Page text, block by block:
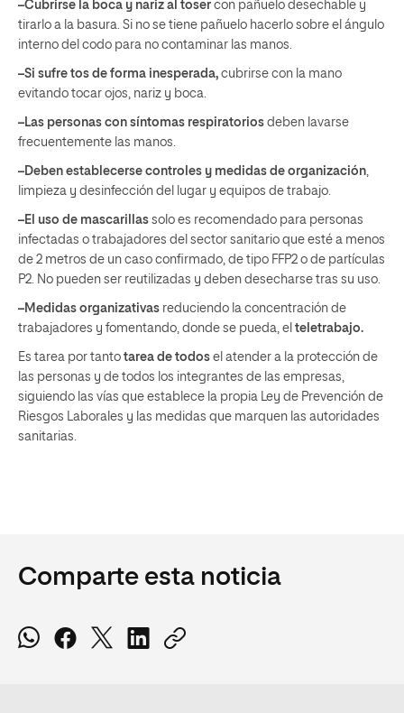
–Cubrirse la boca y nariz al toser con pañuelo desechable y
tirarlo a la basura. Si no se tiene pañuelo hacerlo sobre el ángulo
interno del codo para no contaminar las manos.
–Si sufre tos de forma inesperada, cubrirse con la mano
evitando tocar ojos, nariz y boca.
–Las personas con síntomas respiratorios deben lavarse
frecuentemente las manos.
–Deben establecerse controles y medidas de organización
limpieza y desinfección del lugar y equipos de trabajo.
–El uso de mascarillas solo es recomendado para personas
infectadas o trabajadores del sector sanitario que esté a menos
de 2 metros de un caso confirmado, de tipo FFP2 o de partículas
P2. No pueden ser reutilizadas y deben desecharse tras su uso.
–Medidas organizativas reduciendo la concentración de
trabajadores y fomentando, donde se pueda, el teletrabajo.
Es tarea por tanto tarea de todos el atender a la protección de
las personas y de todos los integrantes de las empresas,
siguiendo las vías que establece la propia Ley de Prevención de
Riesgos Laborales y las medidas que marquen las autoridades
sanitarias.
Comparte esta noticia